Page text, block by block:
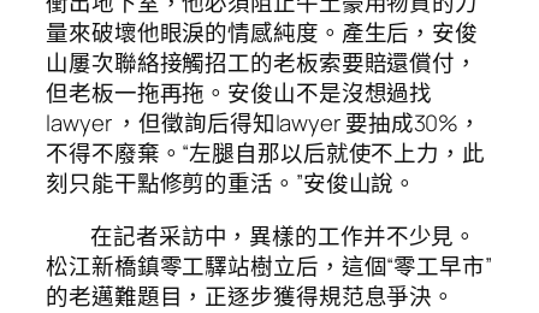
量來破壞他眼淚的情感純度。產生后，安俊
山屢次聯絡接觸招工的老板索要賠還償付，
但老板一拖再拖。安俊山不是沒想過找
lawyer ，但徵詢后得知lawyer 要抽成30%，
不得不廢棄。“左腿自那以后就使不上力，此
刻只能干點修剪的重活。”安俊山說。
在記者采訪中，異樣的工作并不少見。
松江新橋鎮零工驛站樹立后，這個“零工早市”
的老邁難題目，正逐步獲得規范息爭決。